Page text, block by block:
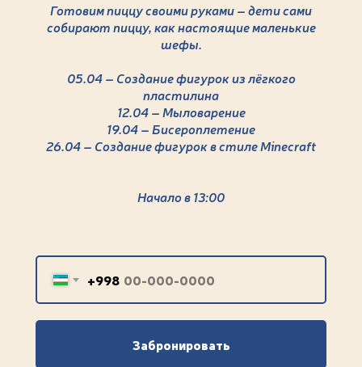
Готовим пиццу своими руками – дети сами
собирают пиццу, как настоящие маленькие
шефы.
05.04 – Создание фигурок из лёгкого
пластилина
12.04 – Мыловарение
19.04 – Бисероплетение
26.04 – Создание фигурок в стиле Minecraft
Начало в 13:00
+998
Забронировать